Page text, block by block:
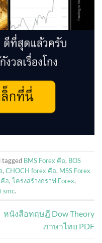
tagged BMS Forex คือ, BOS
, CHOCH forex คือ, MSS Forex
อ, โครงสร้างกราฟ Forex,
smc.
หนังสือทฤษฎี Dow Theory
ภาษาไทย PDF